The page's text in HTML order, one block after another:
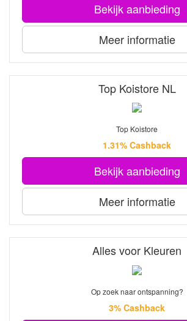
Bekijk aanbieding
Meer informatie
Top Koistore NL
Top Koistore
1.31% Cashback
Bekijk aanbieding
Meer informatie
Alles voor Kleuren
Op zoek naar ontspanning?
3% Cashback